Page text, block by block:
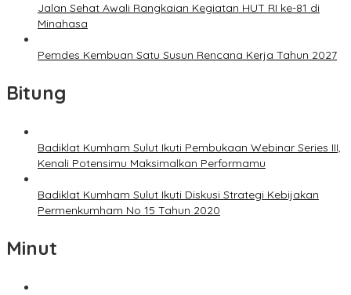
Jalan Sehat Awali Rangkaian Kegiatan HUT RI ke-81 di
Minahasa
Pemdes Kembuan Satu Susun Rencana Kerja Tahun 2027
Bitung
Badiklat Kumham Sulut Ikuti Pembukaan Webinar Series III,
Kenali Potensimu Maksimalkan Performamu
Badiklat Kumham Sulut Ikuti Diskusi Strategi Kebijakan
Permenkumham No 15 Tahun 2020
Minut